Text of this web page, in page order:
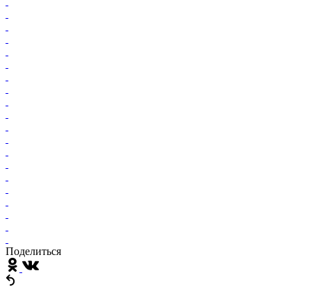
Поделиться